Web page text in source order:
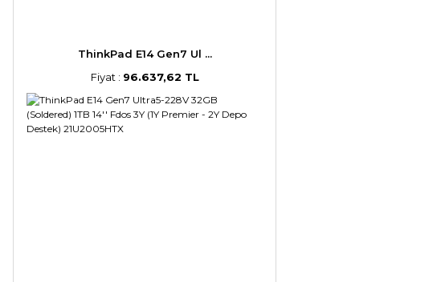
ThinkPad E14 Gen7 Ul ...
Fiyat : 96.637,62 TL